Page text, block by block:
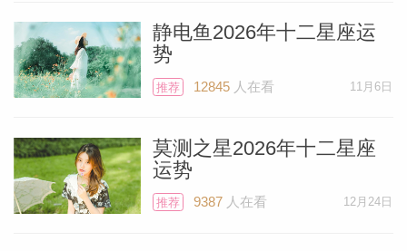
静电鱼2026年十二星座运
势
推荐 12845人在看 11月6日
莫测之星2026年十二星座
运势
推荐 9387人在看 12月24日